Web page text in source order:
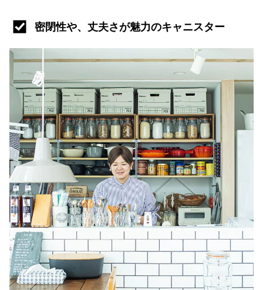
密閉性や、丈夫さが魅力のキャニスター